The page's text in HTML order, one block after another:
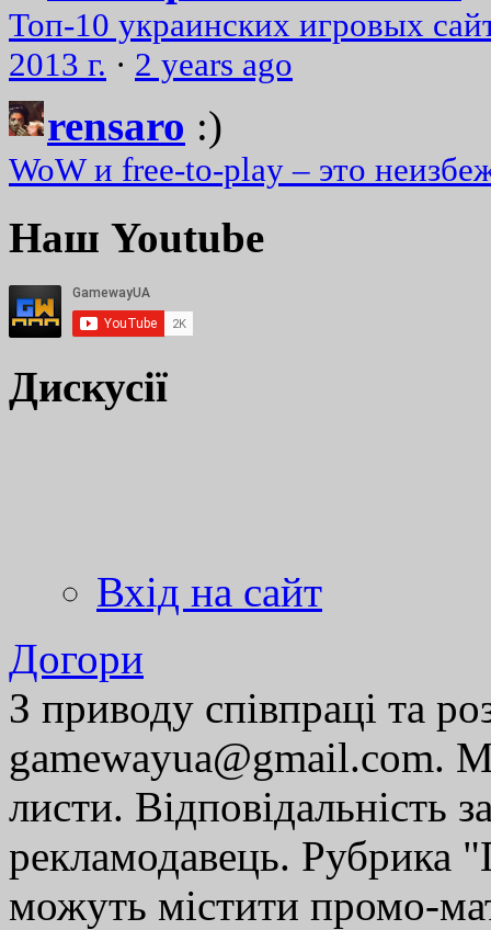
Топ-10 украинских игровых
2013 г. · 2 years ago
rensaro :)
WoW и free-to-play – это
Наш Youtube
Дискусії
Вхід на сайт
Догори
З приводу співпраці та
gamewayua@gmail.com.
листи. Відповідальність
рекламодавець. Рубрика
можуть містити промо-